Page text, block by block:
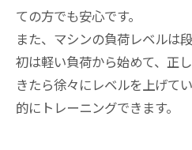
ての方でも安心です。
また、マシンの負荷レベルは
初は軽い負荷から始めて、正
きたら徐々にレベルを上げて
的にトレーニングできます。